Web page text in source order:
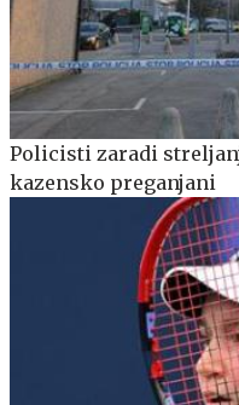
Policisti zaradi
kazensko preganjani